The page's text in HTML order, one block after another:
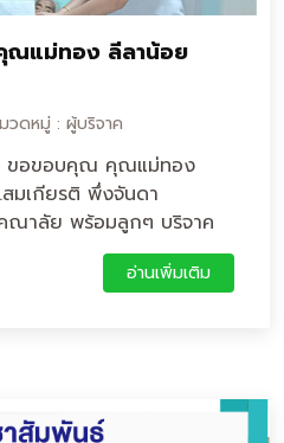
ณแม่ทอง ลีลาน้อย
วดหมู่ : ผู้บริจาค
ขอขอบคุณ คุณแม่ทอง
มเกียรติ พึ่งจันดา
ณาลัย พร้อมลูกๆ บริจาค
ห้กับโรงพยาบาลห้วยแถลง
ให้บริการของเจ้าหน้าที่ทุกคน
อ่านเพิ่มเติม